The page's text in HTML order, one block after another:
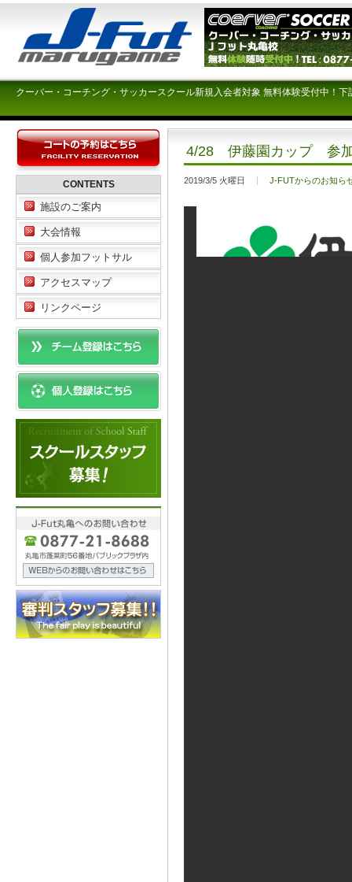
クーバー・コーチング・サッカースクール新規入会者対象 無料体験受付中！
4/28 伊藤園カップ 参加
2019/3/5 火曜日 J-FUTからのお知ら
CONTENTS
施設のご案内
大会情報
個人参加フットサル
アクセスマップ
リンクページ